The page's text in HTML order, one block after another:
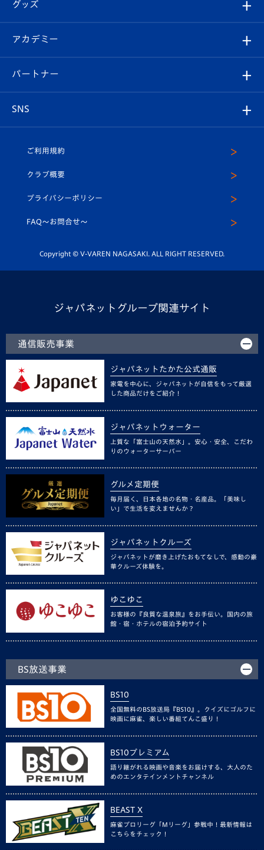
チケット
イベント
メディア
ホームタウン
スタッフプロフィール
マスコット紹介
平和祈念活動
ホームタウン活動
Revive Team
ヴィヴィくんの長崎おもてなしガイド
フォトギャラリー
スタジアムグルメ
V-LOVERS（ファンクラブ）
プレイヤーズスイート
グッズ
オンラインショップ
店舗情報
アカデミー
育成からのお知らせ
U-18
スクール
パートナー
SNS
ヴィヴィくんインスタグラム
公式LINE＠
ご利用規約
クラブ概要
プライバシーポリシー
FAQ〜お問合せ〜
Copyright © V-VAREN NAGASAKI. ALL RIGHT RESERVED.
ジャパネットグループ関連サイト
通信販売事業
ジャパネットたかた公式通販
家電を中心に、ジャパネットが自信をもって厳選
した商品だけをご紹介！
ジャパネットウォーター
上質な「富士山の天然水」。安心・安全、こだわ
りのウォーターサーバー
グルメ定期便
毎月届く、日本各地の名物・名産品。「美味し
い」で生活を変えませんか？
ジャパネットクルーズ
ジャパネットが磨き上げたおもてなしで、感動の豪
華クルーズ体験を。
ゆこゆこ
お客様の『良質な温泉旅』をお手伝い。国内の旅
館・宿・ホテルの宿泊予約サイト
BS放送事業
BS10
全国無料のBS放送局『BS10』。クイズにゴルフに
映画に麻雀、楽しい番組てんこ盛り！
BS10プレミアム
語り継がれる映画や音楽をお届けする、大人のた
めのエンタテインメントチャンネル
BEAST X
麻雀プロリーグ「Mリーグ」参戦中！最新情報は
こちらをチェック！